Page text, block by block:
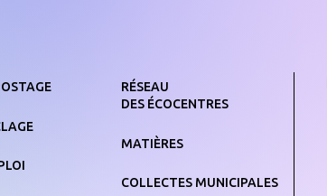
RÉSEAU
DES ÉCOCENTRES
MATIÈRES
COLLECTES MUNICIPALES